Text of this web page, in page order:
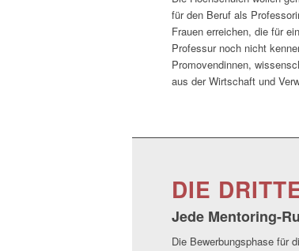
für den Beruf als
Frauen erreichen, die für
Professur noch nicht
Promovendinnen,
aus der Wirtschaft und
DIE
Jede Mentoring-
Die Bewerbungsphase für